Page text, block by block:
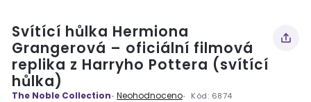
Svítící hůlka Hermiona
Grangerová – oficiální filmová
replika z Harryho Pottera (svítící
hůlka)
The Noble Collection Neohodnoceno Kód: 6874